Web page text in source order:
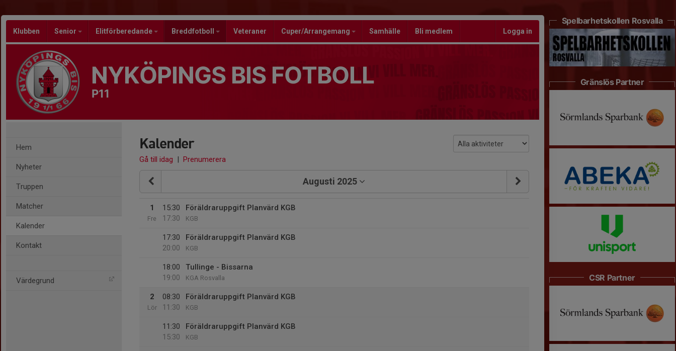
Klubben Senior Elitförberedande Breddfotboll Veteraner Cuper/Arrangemang Samhälle Bli medlem Logga in
NYKÖPINGS BIS FOTBOLL
P11
Hem
Nyheter
Truppen
Matcher
Kalender
Kontakt
Värdegrund
Kalender
Gå till idag | Prenumerera
Augusti 2025
1
Fre
15:30
17:30
Föräldraruppgift Planvärd KGB
KGB
17:30
20:00
Föräldraruppgift Planvärd KGB
KGB
18:00
19:00
Tullinge - Bissarna
KGA Rosvalla
2
Lör
08:30
11:30
Föräldraruppgift Planvärd KGB
KGB
11:30
15:30
Föräldraruppgift Planvärd KGB
KGB
Spelbarhetskollen Rosvalla
Gränslös Partner
CSR Partner